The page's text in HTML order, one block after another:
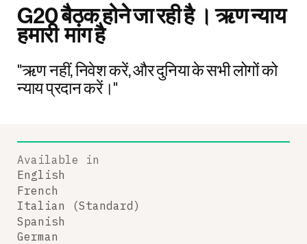
G20‌ ‌बैठक‌ ‌होने‌ ‌जा‌ ‌रही‌ ‌है‌ ‌।‌ ‌ऋण‌ ‌न्याय‌
‌हमारी‌ ‌ मांग‌ ‌है‌
"ऋण नहीं, निवेश करें, और दुनिया के सभी लोगों को
न्याय प्रदान करें।"
Available in
English
French
Italian (Standard)
Spanish
German